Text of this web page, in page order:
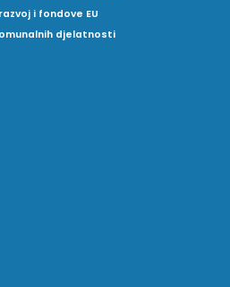
i fondove EU
djelatnosti